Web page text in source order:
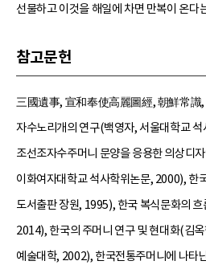
선물하고 이것을 해일에 차면 만복이 온다
참고문헌
三國遺事, 宣和奉使高麗圖經, 朝鮮常識,
자수노리개의 연구(백영자, 서울대학교
조선조자수주머니 문양을 응용한 의상디
이화여자대학교 석사학위논문, 2000), 한
도서출판 장원, 1995), 한국 복식문화의
2014), 한국의 주머니 연구 및 현대화(김
예술대학, 2002), 한국전통주머니에 나타